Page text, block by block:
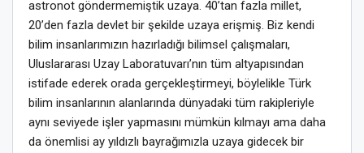
astronot göndermemiştik uzaya. 40’tan fazla millet,
20’den fazla devlet bir şekilde uzaya erişmiş. Biz kendi
bilim insanlarımızın hazırladığı bilimsel çalışmaları,
Uluslararası Uzay Laboratuvarı’nın tüm altyapısından
istifade ederek orada gerçekleştirmeyi, böylelikle Türk
bilim insanlarının alanlarında dünyadaki tüm rakipleriyle
aynı seviyede işler yapmasını mümkün kılmayı ama daha
da önemlisi ay yıldızlı bayrağımızla uzaya gidecek bir